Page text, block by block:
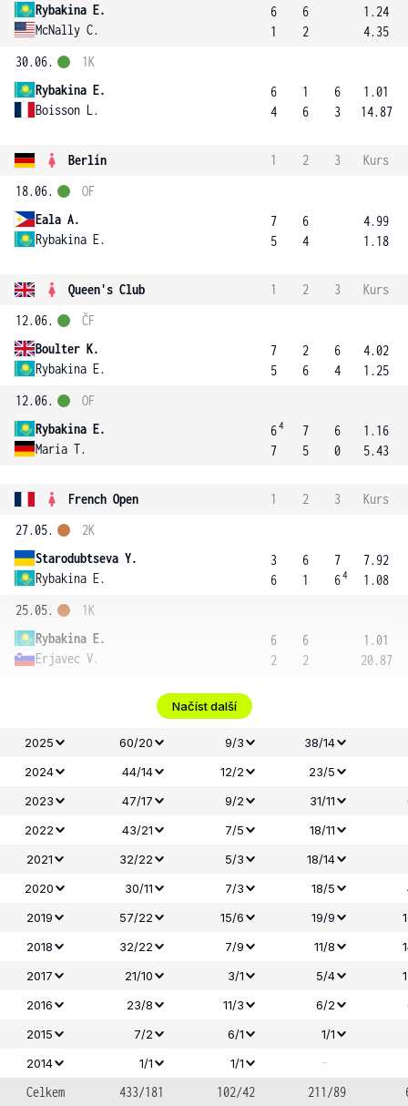
Rybakina E.
McNally C.
6
1
6
2
1.24
4.35
30.06.
Rybakina E.
Boisson L.
1K
6
4
1
6
6
3
1.01
14.87
Berlín 1 2 3
Kurs
18.06.
Eala A.
Rybakina E.
OF
7
5
6
4
4.99
1.18
Queen's Club 1 2 3
Kurs
12.06.
Boulter K.
Rybakina E.
ČF
7
5
2
6
6
4
4.02
1.25
12.06.
Rybakina E.
Maria T.
OF
64
7
7
5
6
0
1.16
5.43
French Open 1 2 3
Kurs
27.05.
Starodubtseva Y.
Rybakina E.
2K
3
6
6
1
7
64
7.92
1.08
25.05.
Rybakina E.
Erjavec V.
1K
6
2
6
2
1.01
20.87
Načíst další
2025 60/20 9/3 38/14
2024
44/14 12/2 23/5
2023
47/17 9/2 31/11
2022
43/21 7/5 18/11
2021
32/22 5/3 18/14
2020
30/11 7/3 18/5
2019
57/22 15/6 19/9
2018
32/22 7/9 11/8
2017
21/10 3/1 5/4
2016
23/8 11/3 6/2
2015
7/2 6/1
1/1
2014
1/1 1/1
-
Celkem
433/181 102/42 211/89